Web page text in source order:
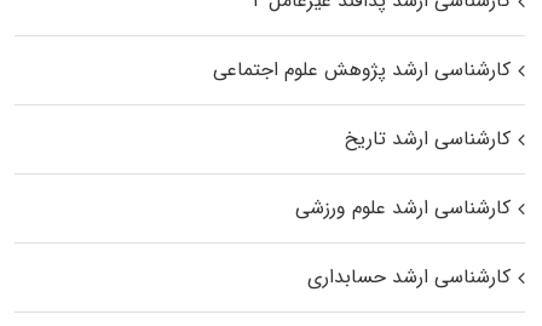
کارشناسی ارشد پژوهش علوم اجتماعی
کارشناسی ارشد تاریخ
کارشناسی ارشد علوم ورزشی
کارشناسی ارشد حسابداری